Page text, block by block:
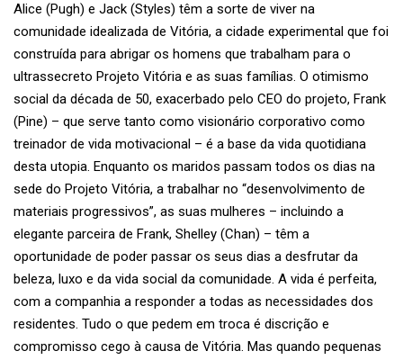
Alice (Pugh) e Jack (Styles) têm a sorte de viver na
comunidade idealizada de Vitória, a cidade experimental que foi
construída para abrigar os homens que trabalham para o
ultrassecreto Projeto Vitória e as suas famílias. O otimismo
social da década de 50, exacerbado pelo CEO do projeto, Frank
(Pine) – que serve tanto como visionário corporativo como
treinador de vida motivacional – é a base da vida quotidiana
desta utopia. Enquanto os maridos passam todos os dias na
sede do Projeto Vitória, a trabalhar no “desenvolvimento de
materiais progressivos”, as suas mulheres – incluindo a
elegante parceira de Frank, Shelley (Chan) – têm a
oportunidade de poder passar os seus dias a desfrutar da
beleza, luxo e da vida social da comunidade. A vida é perfeita,
com a companhia a responder a todas as necessidades dos
residentes. Tudo o que pedem em troca é discrição e
compromisso cego à causa de Vitória. Mas quando pequenas